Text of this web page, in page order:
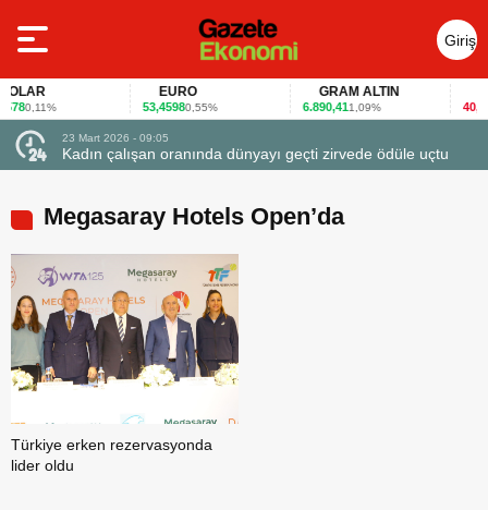
Giriş
Yap
0,11%
EURO
53,45980,55%
GRAM ALTIN
6.890,411,09% 40,65
23 Mart 2026 - 09:05
Kadın çalışan oranında dünyayı geçti zirvede ödüle uçtu
Megasaray Hotels Open’da
Türkiye erken rezervasyonda
lider oldu